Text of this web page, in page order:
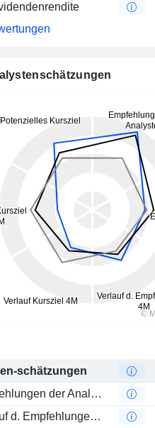
schätzungen
der Analysten
d. Empfehlungen 12M